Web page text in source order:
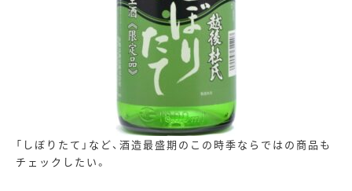
「しぼりたて」など、酒造最盛期のこの時季ならではの商品も
チェックしたい。